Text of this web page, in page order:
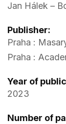
Jan Hálek –
Publisher:
Praha :
Praha :
Year of
2023
Number of